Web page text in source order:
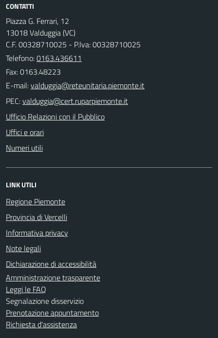
CONTATTI
Piazza G. Ferrari, 12
13018 Valduggia (VC)
C.F. 00328710025 - P.Iva: 00328710025
Telefono:0163.436611
Fax: 0163.48223
E-mail:
PEC:
Ufficio Relazioni con il Pubblico
Uffici e orari
Numeri utili
LINK UTILI
Regione Piemonte
Provincia di Vercelli
Informativa privacy
Note legali
Dichiarazione di accessibilità
Amministrazione trasparente
Leggi le FAQ
Segnalazione disservizio
Prenotazione appuntamento
Richiesta d'assistenza